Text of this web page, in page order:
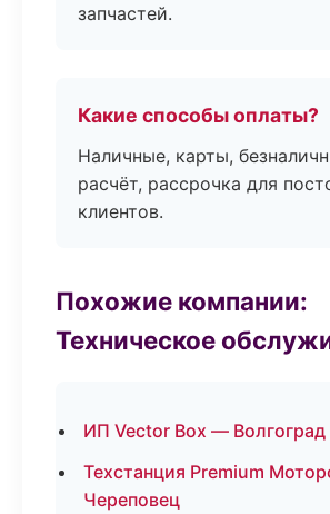
запчастей.
Какие способы оплаты?
Наличные, карты,
расчёт, рассрочка для
клиентов.
Похожие компании:
Техническое
ИП Vector Box — Волгоград
Техстанция Premium
Череповец